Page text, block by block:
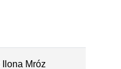
Ilona Mróz